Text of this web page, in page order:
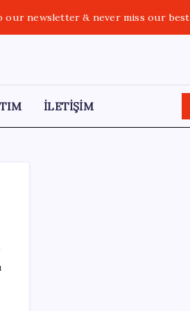
our newsletter & never miss our
İLETİŞİM